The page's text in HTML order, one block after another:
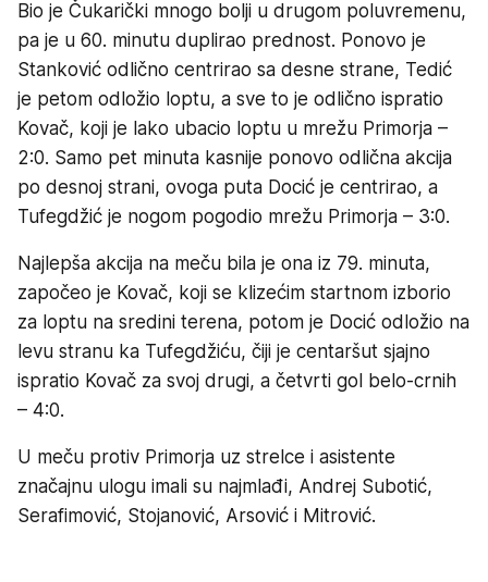
Bio je Čukarički mnogo bolji u drugom poluvremenu,
pa je u 60. minutu duplirao prednost. Ponovo je
Stanković odlično centrirao sa desne strane, Tedić
je petom odložio loptu, a sve to je odlično ispratio
Kovač, koji je lako ubacio loptu u mrežu Primorja –
2:0. Samo pet minuta kasnije ponovo odlična akcija
po desnoj strani, ovoga puta Docić je centrirao, a
Tufegdžić je nogom pogodio mrežu Primorja – 3:0.
Najlepša akcija na meču bila je ona iz 79. minuta,
započeo je Kovač, koji se klizećim startnom izborio
za loptu na sredini terena, potom je Docić odložio na
levu stranu ka Tufegdžiću, čiji je centaršut sjajno
ispratio Kovač za svoj drugi, a četvrti gol belo-crnih
– 4:0.
U meču protiv Primorja uz strelce i asistente
značajnu ulogu imali su najmlađi, Andrej Subotić,
Serafimović, Stojanović, Arsović i Mitrović.